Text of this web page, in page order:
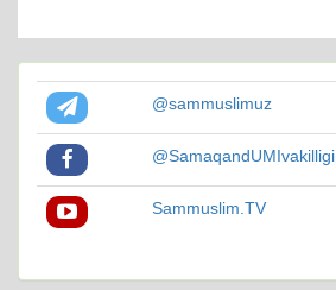
@sammuslimuz
@SamaqandUMIvakilligi
Sammuslim.TV